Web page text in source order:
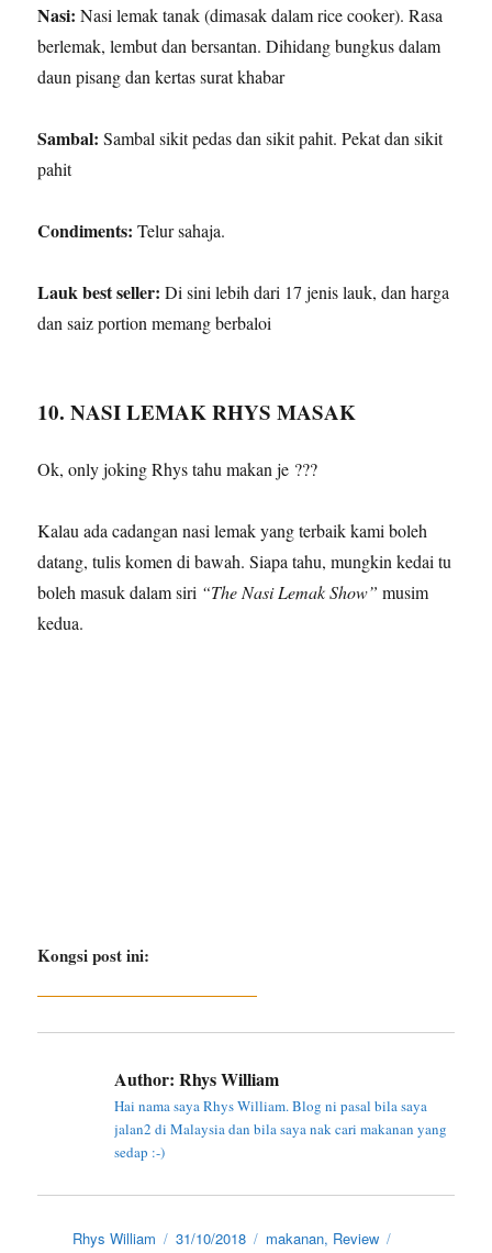
Nasi: Nasi lemak tanak (dimasak dalam rice cooker). Rasa
berlemak, lembut dan bersantan. Dihidang bungkus dalam
daun pisang dan kertas surat khabar
Sambal: Sambal sikit pedas dan sikit pahit. Pekat dan sikit
pahit
Condiments: Telur sahaja.
Lauk best seller: Di sini lebih dari 17 jenis lauk, dan harga
dan saiz portion memang berbaloi
10. NASI LEMAK RHYS MASAK
Ok, only joking Rhys tahu makan je ???
Kalau ada cadangan nasi lemak yang terbaik kami boleh
datang, tulis komen di bawah. Siapa tahu, mungkin kedai tu
boleh masuk dalam siri “The Nasi Lemak Show” musim
kedua.
Kongsi post ini:
Author: Rhys William
Hai nama saya Rhys William. Blog ni pasal bila saya
jalan2 di Malaysia dan bila saya nak cari makanan yang
sedap :-)
Author
Rhys William
Posted
31/10/2018 Categories
makanan, Review